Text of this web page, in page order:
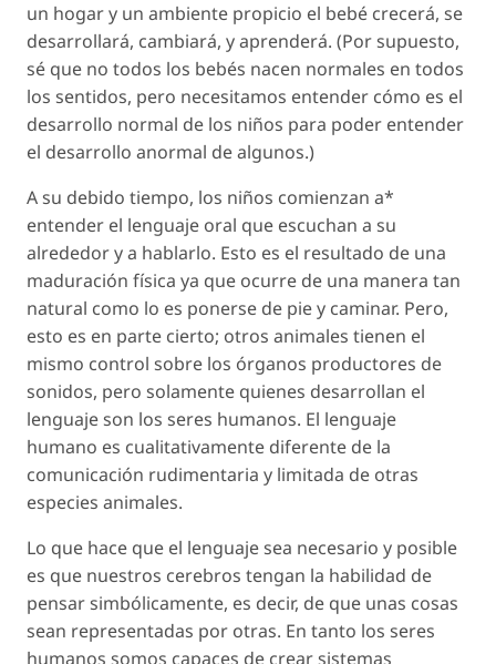
un hogar y un ambiente propicio el bebé crecerá, se
desarrollará, cambiará, y aprenderá. (Por supuesto,
sé que no todos los bebés nacen normales en todos
los sentidos, pero necesitamos entender cómo es el
desarrollo normal de los niños para poder entender
el desarrollo anormal de algunos.)
A su debido tiempo, los niños comienzan a*
entender el lenguaje oral que escuchan a su
alrededor y a hablarlo. Esto es el resultado de una
maduración física ya que ocurre de una manera tan
natural como lo es ponerse de pie y caminar. Pero,
esto es en parte cierto; otros animales tienen el
mismo control sobre los órganos productores de
sonidos, pero solamente quienes desarrollan el
lenguaje son los seres humanos. El lenguaje
humano es cualitativamente diferente de la
comunicación rudimentaria y limitada de otras
especies animales.
Lo que hace que el lenguaje sea necesario y posible
es que nuestros cerebros tengan la habilidad de
pensar simbólicamente, es decir, de que unas cosas
sean representadas por otras. En tanto los seres
humanos somos capaces de crear sistemas